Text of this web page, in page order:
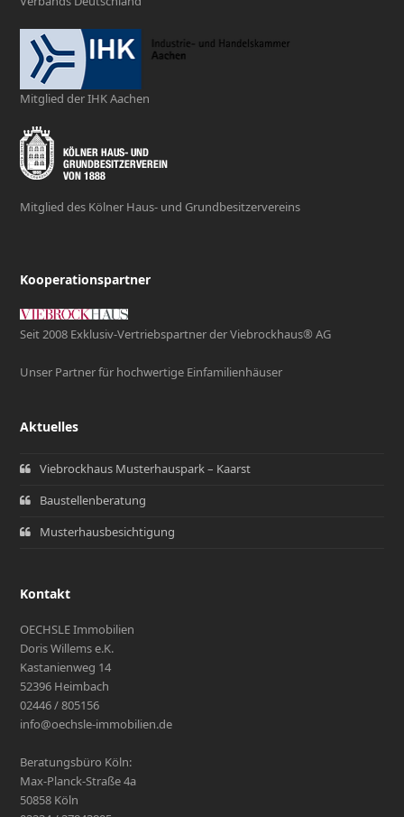
Mitglied der IHK Aachen
Mitglied des Kölner Haus- und Grundbesitzervereins
Kooperationspartner
Seit 2008 Exklusiv-Vertriebspartner der Viebrockhaus® AG
Unser Partner für hochwertige Einfamilienhäuser
Aktuelles
Viebrockhaus Musterhauspark – Kaarst
Baustellenberatung
Musterhausbesichtigung
Kontakt
OECHSLE Immobilien
Doris Willems e.K.
Kastanienweg 14
52396 Heimbach
02446 / 805156
info@oechsle-immobilien.de
Beratungsbüro Köln:
Max-Planck-Straße 4a
50858 Köln